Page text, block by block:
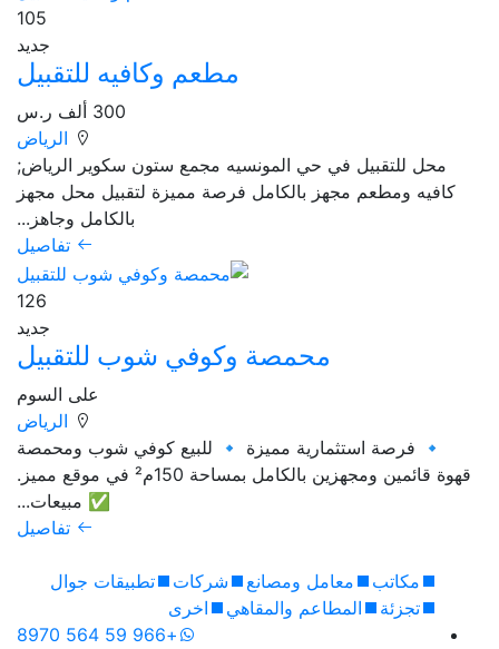
جديد
مطعم وكافيه للتقبيل
300 ألف ر.س
الرياض
محل للتقبيل في حي المونسيه مجمع ستون سكوير الرياض;
كافيه ومطعم مجهز بالكامل فرصة مميزة لتقبيل محل مجهز
بالكامل وجاهز...
تفاصيل
جديد
محمصة وكوفي شوب للتقبيل
على السوم
الرياض
🔹 فرصة استثمارية مميزة 🔹 للبيع كوفي شوب ومحمصة
قهوة قائمين ومجهزين بالكامل بمساحة 150م² في موقع مميز.
✅ مبيعات...
تفاصيل
مكاتب معامل ومصانع شركات
تطبيقات جوال
تجزئة
المطاعم والمقاهي
اخرى
+966 59 564 8970